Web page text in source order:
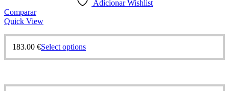
Adicionar Wishlist
Comparar
Quick View
183.00 €Select optionsThis
variants.